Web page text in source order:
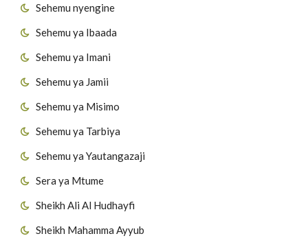
Sehemu nyengine
Sehemu ya Ibaada
Sehemu ya Imani
Sehemu ya Jamii
Sehemu ya Misimo
Sehemu ya Tarbiya
Sehemu ya Yautangazaji
Sera ya Mtume
Sheikh Ali Al Hudhayfi
Sheikh Mahamma Ayyub